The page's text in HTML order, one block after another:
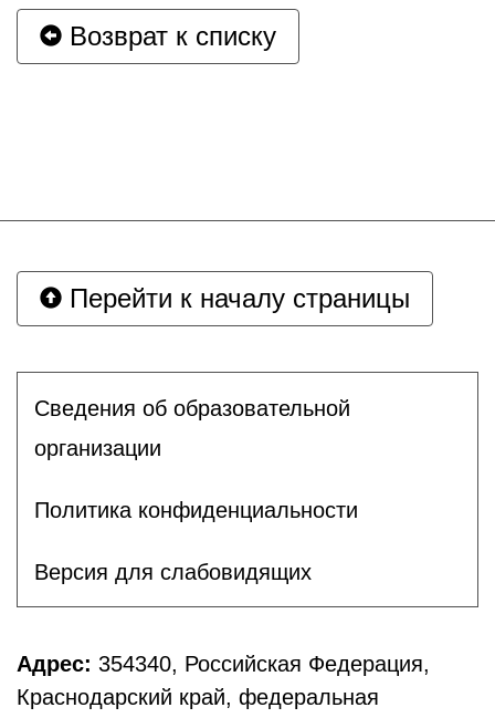
Возврат к списку
Перейти к началу страницы
Сведения об образовательной
организации
Политика конфиденциальности
Версия для слабовидящих
Адрес: 354340, Российская Федерация,
Краснодарский край, федеральная